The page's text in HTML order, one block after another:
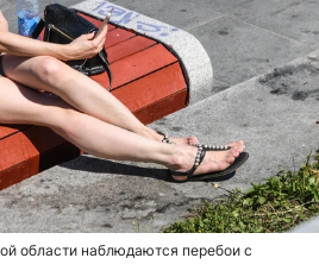
области наблюдаются перебои с